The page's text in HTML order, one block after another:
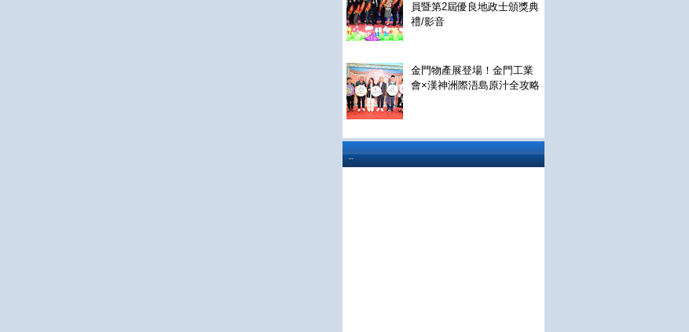
員暨第2屆優良地政士頒獎典
禮/影音
金門物產展登場！金門工業
會×漢神洲際浯島原汁全攻略
..